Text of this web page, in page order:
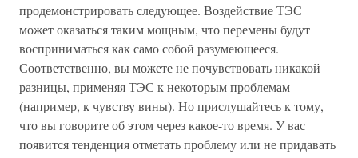
продемонстрировать следующее. Воздействие ТЭС
может оказаться таким мощным, что перемены будут
восприниматься как само собой разумеющееся.
Соответственно, вы можете не почувствовать никакой
разницы, применяя ТЭС к некоторым проблемам
(например, к чувству вины). Но прислушайтесь к тому,
что вы говорите об этом через какое-то время. У вас
появится тенденция отметать проблему или не придавать